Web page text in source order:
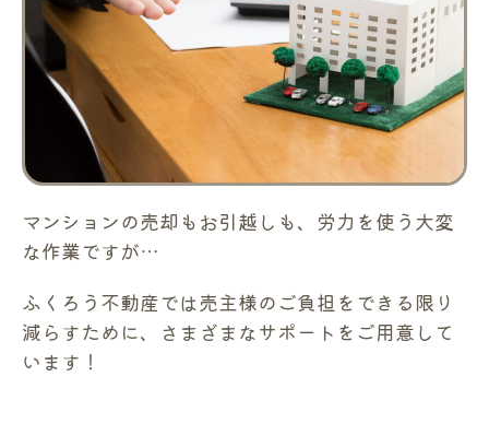
マンションの売却もお引越しも、労力を使う大変
な作業ですが…
ふくろう不動産では売主様のご負担をできる限り
減らすために、さまざまなサポートをご用意して
います！